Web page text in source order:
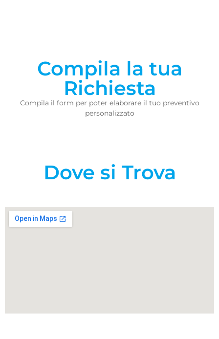
Compila la tua
Richiesta
Compila il form per poter elaborare il tuo preventivo
personalizzato
Dove si Trova